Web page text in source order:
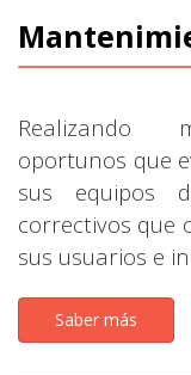
Realizando
oportunos que
sus equipos
correctivos que
sus usuarios e
Saber más